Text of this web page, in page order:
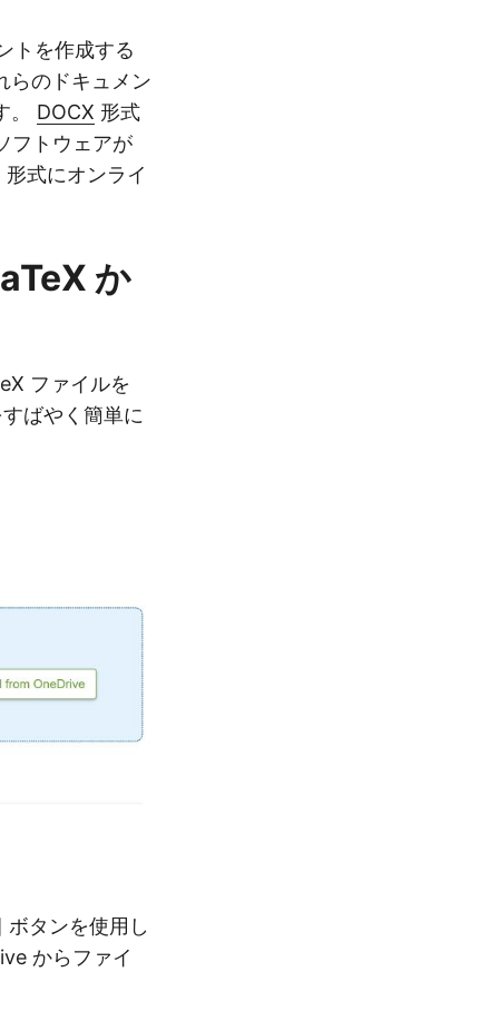
トを作成する
らのドキュメン
。 DOCX 形式
フトウェアが
式にオンライ
か
ファイルを
ばやく簡単に
タンを使用し
からファイ